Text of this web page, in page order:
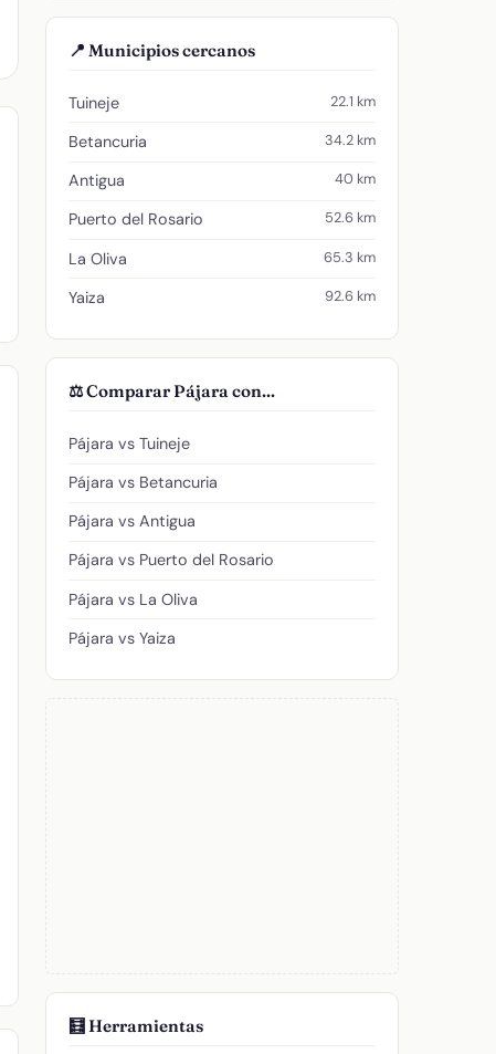
📍 Municipios cercanos
Tuineje 22.1 km
Betancuria 34.2 km
Antigua 40 km
Puerto del Rosario 52.6 km
La Oliva 65.3 km
Yaiza 92.6 km
⚖️ Comparar Pájara con...
Pájara vs Tuineje
Pájara vs Betancuria
Pájara vs Antigua
Pájara vs Puerto del Rosario
Pájara vs La Oliva
Pájara vs Yaiza
🧮 Herramientas